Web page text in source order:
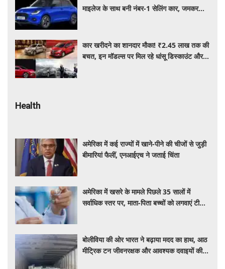
माइलेज के साथ बनी नंबर-1 सेलिंग कार, जमकर
कार खरीदने का शानदार मौका! ₹2.45 लाख तक की
बचत, इन मॉडल्स पर मिल रहे धांसू डिस्काउंट और
Health
अमेरिका में कई राज्यों में खाने-पीने की चीजों से जुड़ी
बीमारियां फैलीं, एनआईएच ने जताई चिंता
अमेरिका में खसरे के मामले पिछले 35 सालों में
सर्वाधिक स्तर पर, माता-पिता बच्चों को लगवाएं टीके :
बोलीविया की ओर भारत ने बढ़ाया मदद का हाथ, आठ
मीट्रिक टन जीवनरक्षक और आवश्यक दवाइयों की